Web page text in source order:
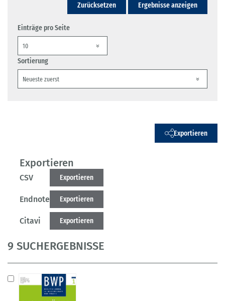
Zurücksetzen Ergebnisse anzeigen
Einträge pro Seite
Sortierung
Exportieren
Exportieren
CSV Exportieren
Endnote Exportieren
Citavi Exportieren
9 SUCHERGEBNISSE